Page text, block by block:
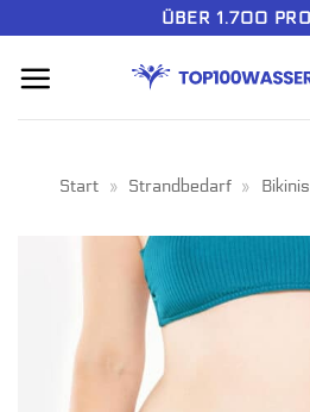
springen
ÜBER 1.700
Start » Strandbedarf »